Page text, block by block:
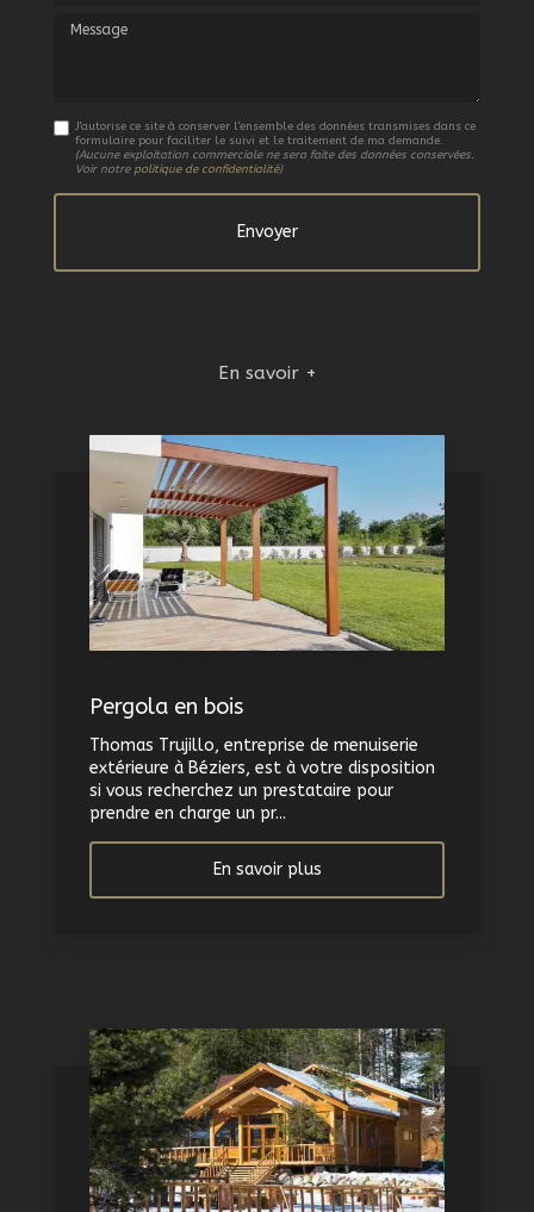
Message
J'autorise ce site à conserver l'ensemble des données transmises dans ce
formulaire pour faciliter le suivi et le traitement de ma demande.
(Aucune exploitation commerciale ne sera faite des données conservées.
Voir notre politique de confidentialité)
En savoir +
Pergola en bois
Thomas Trujillo, entreprise de menuiserie
extérieure à Béziers, est à votre disposition
si vous recherchez un prestataire pour
prendre en charge un pr...
En savoir plus